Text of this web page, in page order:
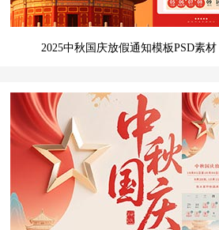
2025中秋国庆放假通知模板PSD素材